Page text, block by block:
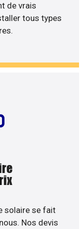
de vrais
tous types
solaire se fait
Nos devis